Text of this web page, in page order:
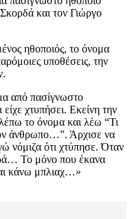
και τον Γιώργο
ηθοποιός, το όνομα
υποθέσεις, την
από πασίγνωστο
χτυπήσει. Εκείνη την
το όνομα και λέω “Τι
άνθρωπο…”. Άρχισε να
νόμιζα ότι χτύπησε. Όταν
Το μόνο που έκανα
κάνω μπλιαχ…»